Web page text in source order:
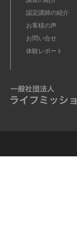
認定講師の紹介
お客様の声
お問い合せ
体験レポート